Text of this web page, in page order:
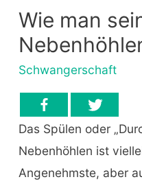
Wie man
Schwangerschaft
Das Spülen oder
Nebenhöhlen ist
Angenehmste, aber